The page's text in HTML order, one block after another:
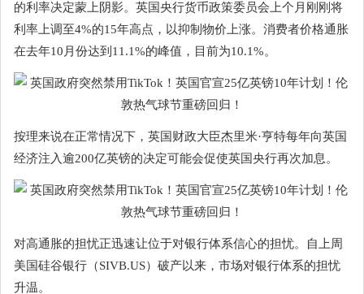
的利率决定蒙上阴影。英国央行货币政策委员会上个月刚刚将
利率上调至4%的15年高点，以抑制物价上涨。消费者价格通胀
在去年10月份达到11.1%的峰值，目前为10.1%。
按理来说在正常情况下，英国财政大臣杰里米·亨特每年向英国
经济注入逾200亿英镑的决定可能会促使英国央行再次加息。
对高通胀的担忧正迅速让位于对银行体系信心的担忧。自上周
美国硅谷银行（SIVB.US）破产以来，市场对银行体系的担忧
升温。